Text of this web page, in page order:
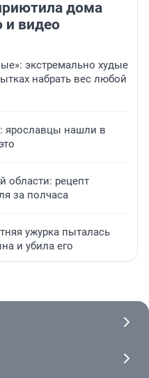
дома
видео
экстремально худые
набрать вес любой
ярославцы нашли в
области: рецепт
за полчаса
ужурка пыталась
и убила его